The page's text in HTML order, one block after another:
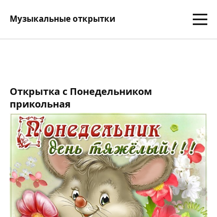
Музыкальные открытки
Открытка с Понедельником
прикольная